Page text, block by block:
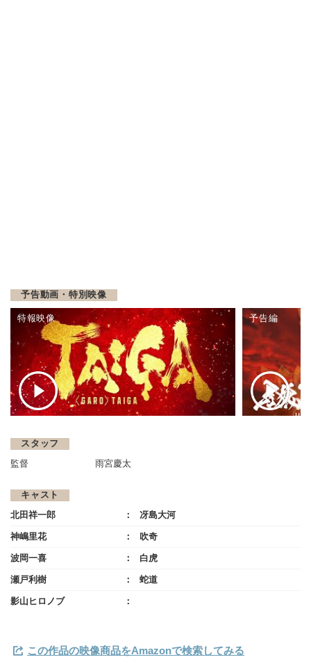
予告動画・特別映像
特報映像 予告編
スタッフ
監督 雨宮慶太
キャスト
北田祥一郎 冴島大河
神嶋里花 吹奇
波岡一喜 白虎
瀬戸利樹 蛇道
影山ヒロノブ
この作品の映像商品をAmazonで検索してみる